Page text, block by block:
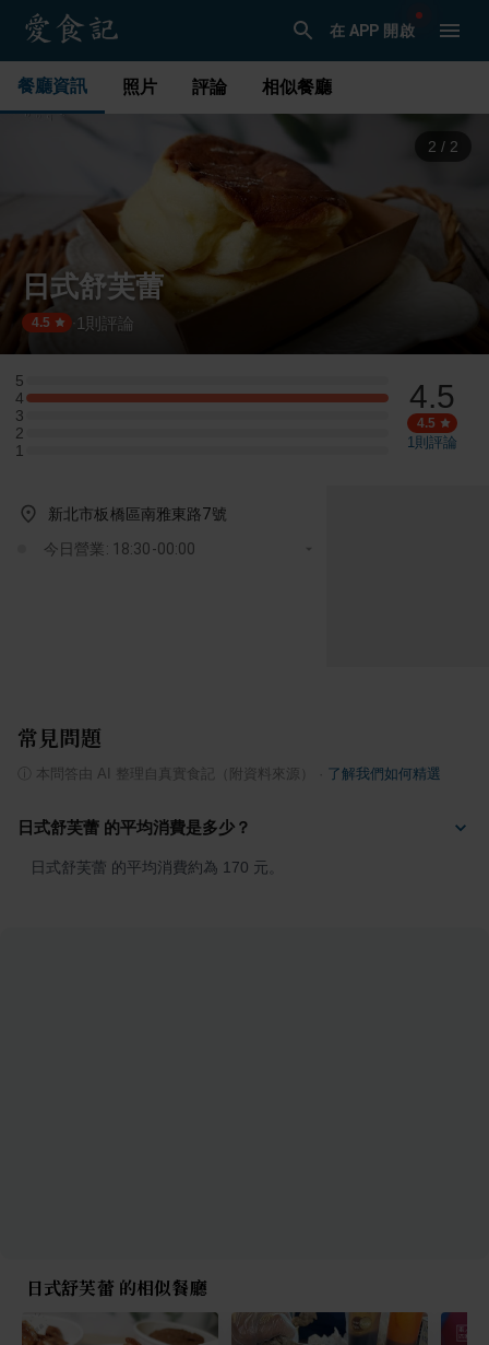
在 APP 開啟
餐廳資訊 照片 評論 相似餐廳
1 / 2
日式舒芙蕾
4.5 1 則評論
5
5 星：0 則評論
4
4 星：1 則評論
3
3 星：0 則評論
2
2 星：0 則評論
1
1 星：0 則評論
4.5
4.5
1則評論
新北市板橋區南雅東路7號
今日營業: 18:30-00:00
常見問題
本問答由 AI 整理自真實食記（附資料來源） 了解我們如何精選
日式舒芙蕾 的平均消費是多少？
日式舒芙蕾 的平均消費約為 170 元。
日式舒芙蕾 的相似餐廳